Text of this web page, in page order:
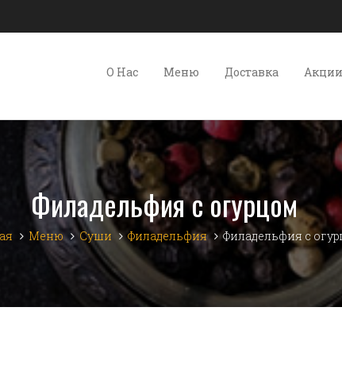
О Нас Меню Доставка Акции
Филадельфия с огурцом
Меню Суши Филадельфия Филадельфия с